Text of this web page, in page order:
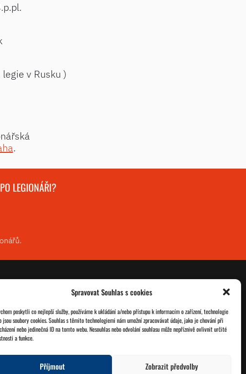
Spravovat Souhlas s cookies
poskytli co nejlepší služby, používáme k ukládání a/nebo přístupu k informacím o zařízení, technologie
jsou soubory cookies. Souhlas s těmito technologiemi nám umožní zpracovávat údaje, jako je chování při
nebo jedinečná ID na tomto webu. Nesouhlas nebo odvolání souhlasu může nepříznivě ovlivnit určité
a funkce.
Příjmout Zobrazit předvolby
v Rusku )
.
LEGIONÁŘI?
O nás
Jednoty ČSOL
Databáze legionářů
Pro členy